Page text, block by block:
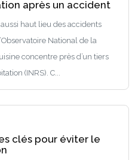
après un accident
haut lieu des accidents
National de la
concentre près d’un tiers
(INRS). C...
clés pour éviter le